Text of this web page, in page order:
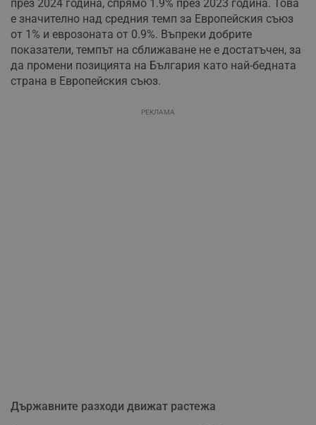
през 2024 година, спрямо 1.9% през 2023 година. Това
е значително над средния темп за Европейския съюз
от 1% и еврозоната от 0.9%. Въпреки добрите
показатели, темпът на сближаване не е достатъчен, за
да промени позицията на България като най-бедната
страна в Европейския съюз.
РЕКЛАМА
Държавните разходи движат растежа